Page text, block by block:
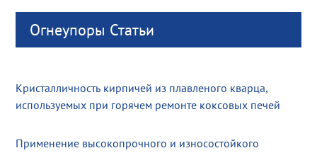
Огнеупоры Статьи
Кристалличность кирпичей из плавленого кварца,
используемых при горячем ремонте коксовых печей
Применение высокопрочного и износостойкого